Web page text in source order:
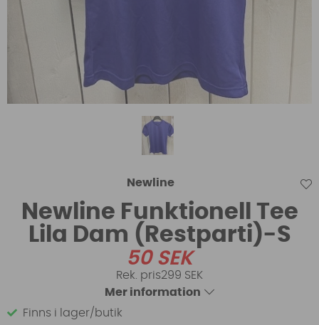
Newline
Newline Funktionell Tee
Lila Dam (Restparti)-S
50SEK
299 SEK
Mer information
Finns i lager/butik